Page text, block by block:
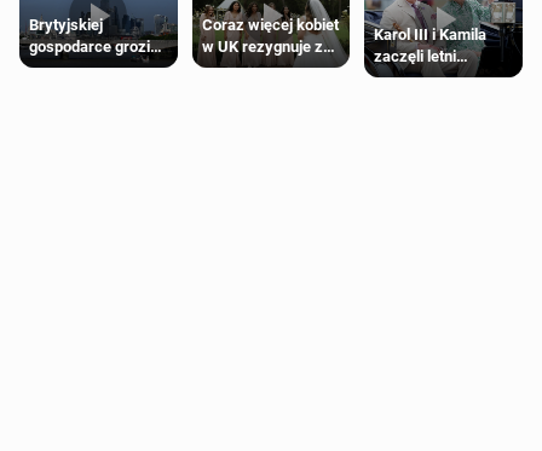
Brytyjskiej
gospodarce grozi
recesja, jeśli
Coraz więcej kobiet
w UK rezygnuje z
roli druhny na
Karol III i Kamila
zaczęli letni
odpoczynek po